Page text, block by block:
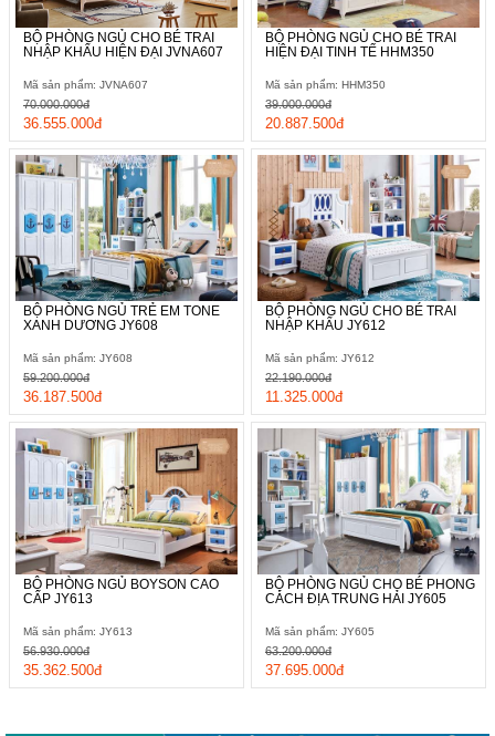
Tab đầu giường nhỏ xinh, khả năng chứa đồ khủng
Kích thước của mẫu tab này được thiết kế theo tiêu chuẩn phổ
biến nhất hiện nay,  có hai ngăn tiêu chuẩn và phân chia khoa
BỘ PHÒNG NGỦ CHO BÉ TRAI
NHẬP KHẨU HIỆN ĐẠI JVNA607
Mã sản phẩm: JVNA607
36.555.000đ
70.000.000đ
BỘ PHÒNG NGỦ CHO BÉ TRAI
HIỆN ĐẠI TINH TẾ HHM350
Mã sản phẩm: HHM350
20.887.500đ
39.000.000đ
BỘ PHÒNG NGỦ TRẺ EM TONE
XANH DƯƠNG JY608
Mã sản phẩm: JY608
36.187.500đ
59.200.000đ
BỘ PHÒNG NGỦ CHO BÉ TRAI
NHẬP KHẨU JY612
Mã sản phẩm: JY612
11.325.000đ
22.190.000đ
BỘ PHÒNG NGỦ BOYSON CAO
CẤP JY613
Mã sản phẩm: JY613
35.362.500đ
56.930.000đ
BỘ PHÒNG NGỦ CHO BÉ PHONG
CÁCH ĐỊA TRUNG HẢI JY605
Mã sản phẩm: JY605
37.695.000đ
63.200.000đ